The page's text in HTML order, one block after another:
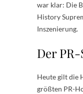
war klar: Die
History
Inszenierung.
Der
Heute gilt die
größten PR-